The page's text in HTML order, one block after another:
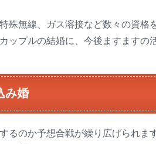
殊無線、ガス溶接など数々の資格
ップルの結婚に、今後ますますの
み婚
るのか予想合戦が繰り広げられま